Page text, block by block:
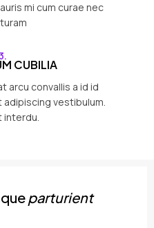
mi cum curae nec
CUBILIA
arcu convallis a id id
vestibulum.
interdu.
parturient